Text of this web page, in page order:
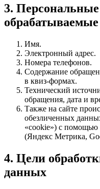
3.
Имя.
Электронный адрес.
Номера телефонов.
Содержание
в квиз-формах.
Технический
обращения, дата и
Также на сайте
обезличенных
«cookie») с помощью
(Яндекс Метрика,
4. Цели
данных